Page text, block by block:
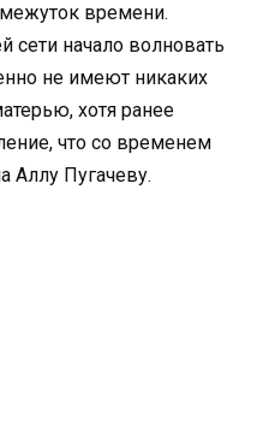
времени.
сети начало волновать
не имеют никаких
хотя ранее
что со временем
Аллу Пугачеву.